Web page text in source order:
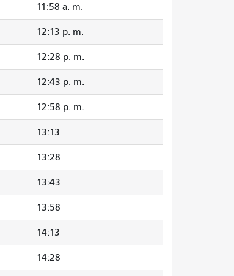
11:58 a. m.
12:13 p. m.
12:28 p. m.
12:43 p. m.
12:58 p. m.
13:13
13:28
13:43
13:58
14:13
14:28